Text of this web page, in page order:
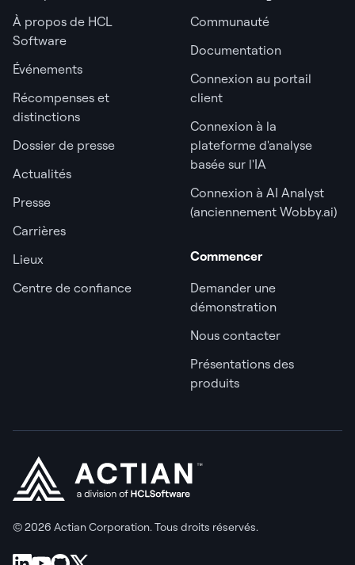
À propos de HCL
Software
Événements
Récompenses et
distinctions
Dossier de presse
Actualités
Presse
Carrières
Lieux
Centre de confiance
Communauté
Documentation
Connexion au portail
client
Connexion à la
plateforme d'analyse
basée sur l'IA
Connexion à AI Analyst
(anciennement Wobby.ai)
Commencer
Demander une
démonstration
Nous contacter
Présentations des
produits
© 2026 Actian Corporation. Tous droits réservés.